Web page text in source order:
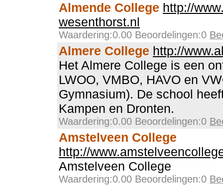
Almende College http://
wesenthorst.nl
Waardering:0.00 Beoordelingen:0
Almere College http://
Het Almere College is een
LWOO, VMBO, HAVO en
Gymnasium). De school
Kampen en Dronten.
Waardering:0.00 Beoordelingen:0
Amstelveen College
http://
Amstelveen College
Waardering:0.00 Beoordelingen:0